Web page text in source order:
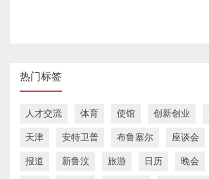
热门标签
人才交流 体育 使馆 创新创业
天津 安特卫普 布鲁塞尔 座谈会
报道 新鲁汶 旅游 日历 晚会